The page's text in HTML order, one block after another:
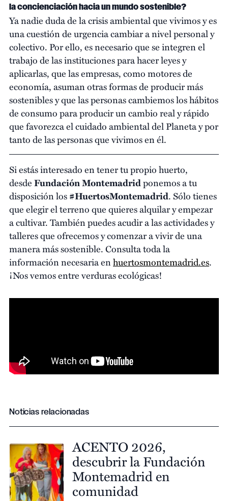
la concienciación hacia un mundo sostenible?
Ya nadie duda de la crisis ambiental que vivimos y es
una cuestión de urgencia cambiar a nivel personal y
colectivo. Por ello, es necesario que se integren el
trabajo de las instituciones para hacer leyes y
aplicarlas, que las empresas, como motores de
economía, asuman otras formas de producir más
sostenibles y que las personas cambiemos los hábitos
de consumo para producir un cambio real y rápido
que favorezca el cuidado ambiental del Planeta y por
tanto de las personas que vivimos en él.
Si estás interesado en tener tu propio huerto,
desdeFundación Montemadridponemos a tu
disposición los#HuertosMontemadrid. Sólo tienes
que elegir el terreno que quieres alquilar y empezar
a cultivar. También puedes acudir a las actividades y
talleres que ofrecemos y comenzar a vivir de una
manera más sostenible. Consulta toda la
información necesaria enhuertosmontemadrid.es.
¡Nos vemos entre verduras ecológicas!
Noticias relacionadas
ACENTO 2026,
descubrir la Fundación
Montemadrid en
comunidad